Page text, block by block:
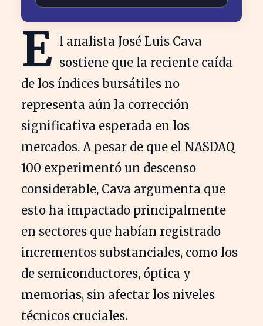
E l analista José Luis Cava
sostiene que la reciente caída
de los índices bursátiles no
representa aún la corrección
significativa esperada en los
mercados. A pesar de que el NASDAQ
100 experimentó un descenso
considerable, Cava argumenta que
esto ha impactado principalmente
en sectores que habían registrado
incrementos substanciales, como los
de semiconductores, óptica y
memorias, sin afectar los niveles
técnicos cruciales.